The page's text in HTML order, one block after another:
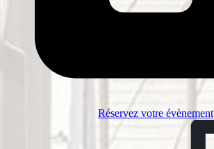
Réservez votre évènement